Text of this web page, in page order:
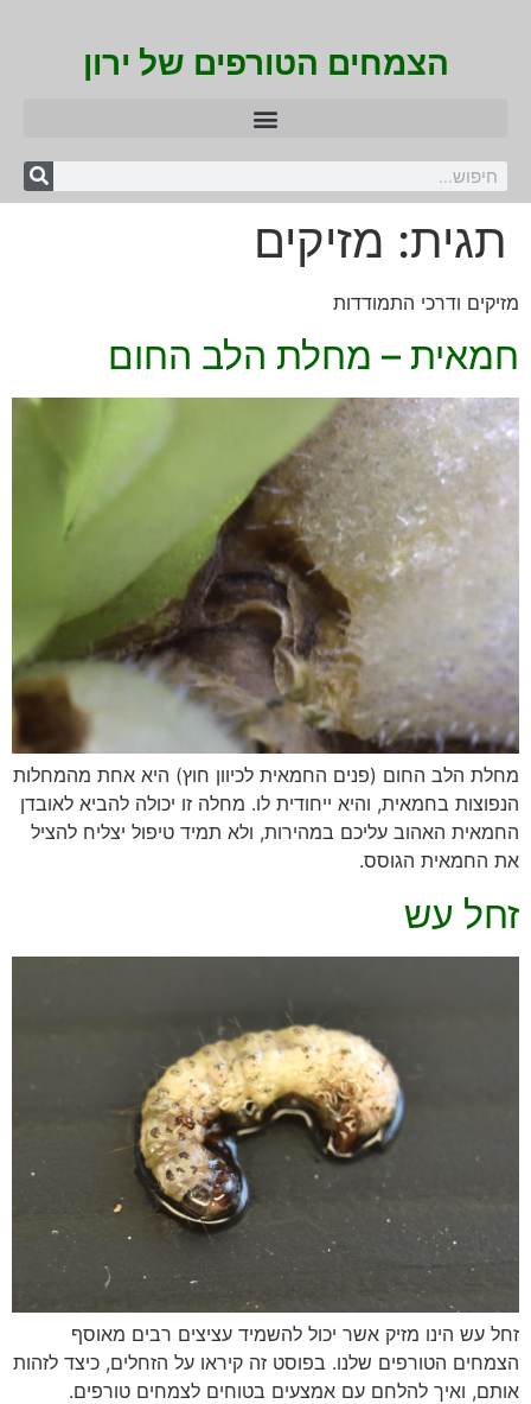
הצמחים הטורפים של ירון
תגית: מזיקים
מזיקים ודרכי התמודדות
חמאית – מחלת הלב החום
מחלת הלב החום (פנים החמאית לכיוון חוץ) היא אחת מהמחלות
הנפוצות בחמאית, והיא ייחודית לו. מחלה זו יכולה להביא לאובדן
החמאית האהוב עליכם במהירות, ולא תמיד טיפול יצליח להציל
את החמאית הגוסס.
זחל עש
זחל עש הינו מזיק אשר יכול להשמיד עציצים רבים מאוסף
הצמחים הטורפים שלנו. בפוסט זה קיראו על הזחלים, כיצד לזהות
אותם, ואיך להלחם עם אמצעים בטוחים לצמחים טורפים.